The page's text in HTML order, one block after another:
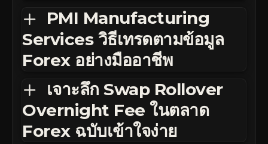
PMI Manufacturing
Services วิธีเทรดตามข้อมูล
Forex อย่างมืออาชีพ
เจาะลึก Swap Rollover
Overnight Fee ในตลาด
Forex ฉบับเข้าใจง่าย